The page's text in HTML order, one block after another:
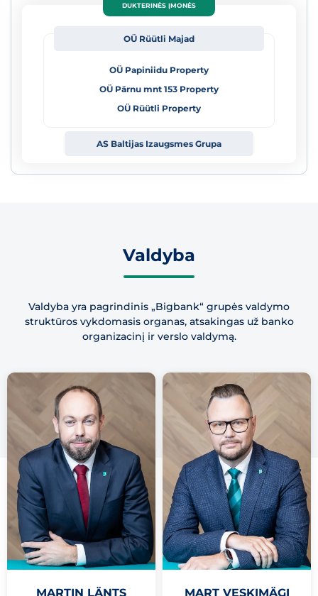
DUKTERINĖS ĮMONĖS
OÜ Rüütli Majad
OÜ Papiniidu Property
OÜ Pärnu mnt 153 Property
OÜ Rüütli Property
AS Baltijas Izaugsmes Grupa
Valdyba
Valdyba yra pagrindinis „Bigbank“ grupės valdymo
struktūros vykdomasis organas, atsakingas už banko
organizacinį ir verslo valdymą.
MARTIN LÄNTS MART VESKIMÄGI